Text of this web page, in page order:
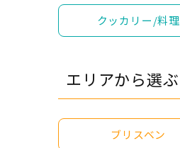
クッカリー/料理
エリアから選ぶ
ブリスベン